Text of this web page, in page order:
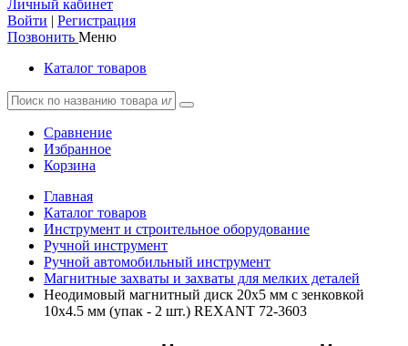
Личный кабинет
Войти | Регистрация
Позвонить Меню
Каталог товаров
Сравнение
Избранное
Корзина
Главная
Каталог товаров
Инструмент и строительное оборудование
Ручной инструмент
Ручной автомобильный инструмент
Магнитные захваты и захваты для мелких деталей
Неодимовый магнитный диск 20х5 мм с зенковкой
10х4.5 мм (упак - 2 шт.) REXANT 72-3603